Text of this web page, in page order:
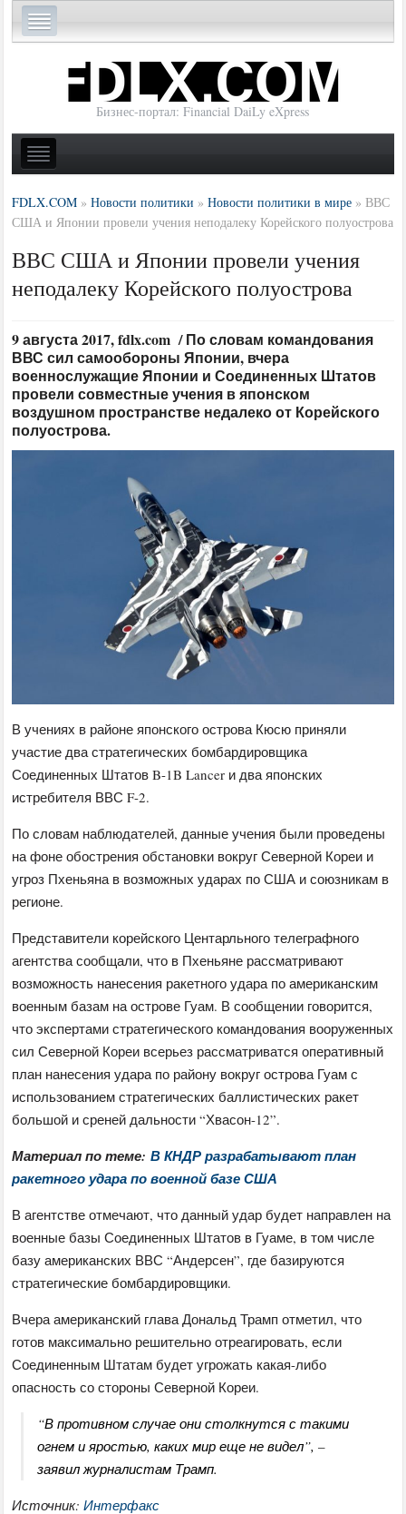
Бизнес-портал: Financial DaiLy eXpress
FDLX.COM »Новости политики »Новости политики в мире »ВВС
США и Японии провели учения неподалеку Корейского полуострова
ВВС США и Японии провели учения
неподалеку Корейского полуострова
9 августа 2017, fdlx.com / По словам командования
ВВС сил самообороны Японии, вчера
военнослужащие Японии и Соединенных Штатов
провели совместные учения в японском
воздушном пространстве недалеко от Корейского
полуострова.
В учениях в районе японского острова Кюсю приняли
участие два стратегических бомбардировщика
Соединенных Штатов B-1B Lancer и два японских
истребителя ВВС F-2.
По словам наблюдателей, данные учения были проведены
на фоне обострения обстановки вокруг Северной Кореи и
угроз Пхеньяна в возможных ударах по США и союзникам в
регионе.
Представители корейского Центарльного телеграфного
агентства сообщали, что в Пхеньяне рассматривают
возможность нанесения ракетного удара по американским
военным базам на острове Гуам. В сообщении говорится,
что экспертами стратегического командования вооруженных
сил Северной Кореи всерьез рассматриватся оперативный
план нанесения удара по району вокруг острова Гуам с
использованием стратегических баллистических ракет
большой и среней дальности “Хвасон-12”.
Материал по теме:В КНДР разрабатывают план
ракетного удара по военной базе США
В агентстве отмечают, что данный удар будет направлен на
военные базы Соединенных Штатов в Гуаме, в том числе
базу американских ВВС “Андерсен”, где базируются
стратегические бомбардировщики.
Вчера американский глава Дональд Трамп отметил, что
готов максимально решительно отреагировать, если
Соединенным Штатам будет угрожать какая-либо
опасность со стороны Северной Кореи.
“В противном случае они столкнутся с такими
огнем и яростью, каких мир еще не видел”, –
заявил журналистам Трамп.
Источник:Интерфакс